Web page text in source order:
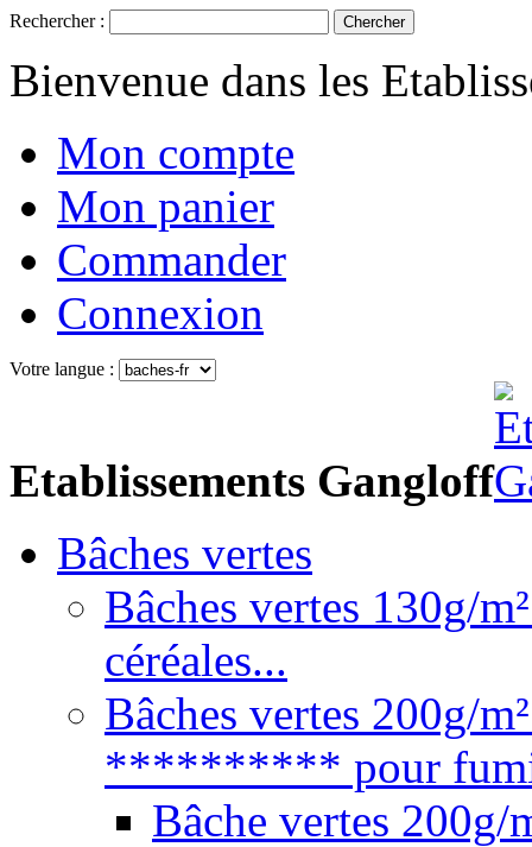
Rechercher : Chercher
Bienvenue dans les
Mon compte
Mon panier
Commander
Connexion
Votre langue :
Etablissements Gangloff
Bâches vertes
Bâches vertes 130g/
céréales...
Bâches vertes 200g/
********** pour
Bâche vertes